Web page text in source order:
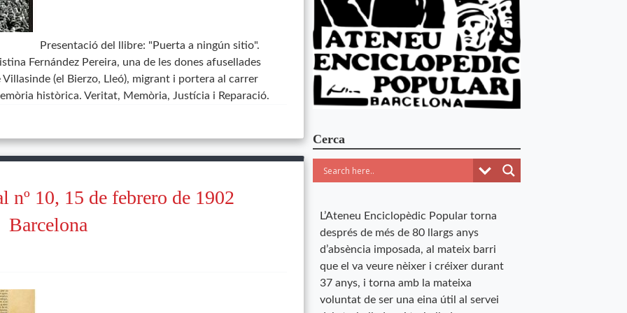
Presentació del llibre: "Puerta a ningún sitio".
Fernández Pereira, una de les dones afusellades
(el Bierzo, Lleó), migrant i portera al carrer
històrica. Veritat, Memòria, Justícia i Reparació.
nº 10, 15 de febrero de 1902
Barcelona
Cerca
L’Ateneu Enciclopèdic Popular torna
després de més de 80 llargs anys
d’absència imposada, al mateix barri
que el va veure nèixer i créixer durant
37 anys, i torna amb la mateixa
voluntat de ser una eina útil al servei